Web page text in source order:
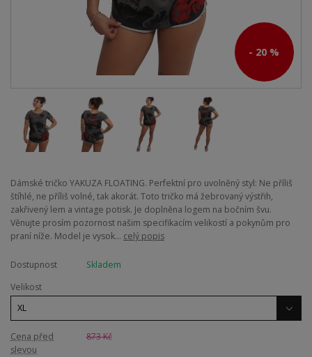
- 20 %
Dámské tričko YAKUZA FLOATING. Perfektní pro uvolněný styl: Ne příliš
štíhlé, ne příliš volné, tak akorát. Toto tričko má žebrovaný výstřih,
zakřivený lem a vintage potisk. Je doplněna logem na bočním švu.
Věnujte prosím pozornost našim specifikacím velikostí a pokynům pro
praní níže. Model je vysok... celý popis
Dostupnost
Skladem
Velikost
Cena před
slevou
873 Kč